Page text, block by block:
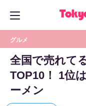
グルメ
全国で売れて
TOP10！ 1位
ーメン